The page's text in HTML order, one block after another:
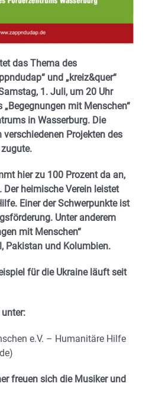
das Thema des
und „kreiz&quer“
1. Juli, um 20 Uhr
mit Menschen“
in Wasserburg. Die
Projekten des
hier zu 100 Prozent da an,
heimische Verein leistet
Einer der Schwerpunkte ist
Unter anderem
mit Menschen“
Pakistan und Kolumbien.
für die Ukraine läuft seit
e.V. – Humanitäre Hilfe
freuen sich die Musiker und